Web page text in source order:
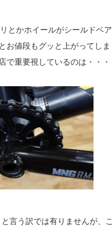
とかホイールがシールドベア
お値段もグッと上がってしま
で重要視しているのは・・・
言う訳では有りませんが、こ